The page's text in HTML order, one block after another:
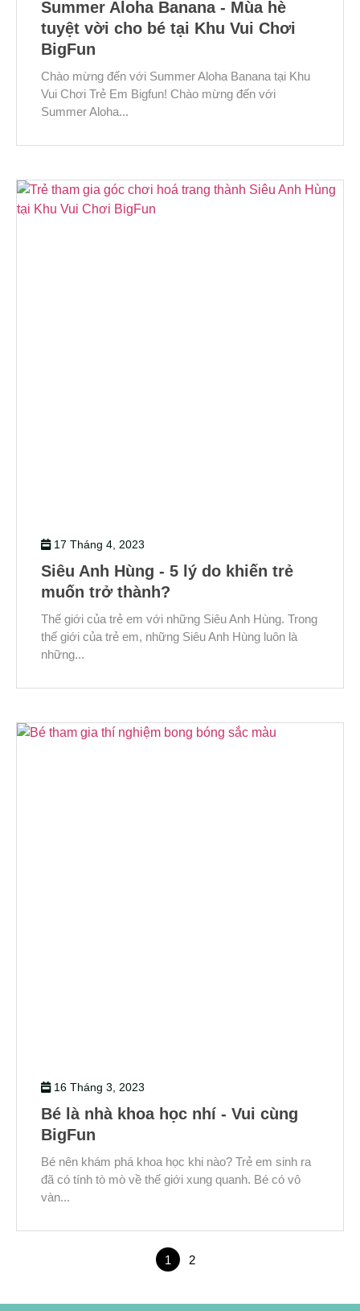
Summer Aloha Banana - Mùa hè
tuyệt vời cho bé tại Khu Vui Chơi
BigFun
Chào mừng đến với Summer Aloha Banana tại Khu
Vui Chơi Trẻ Em Bigfun! Chào mừng đến với
Summer Aloha...
17 Tháng 4, 2023
Siêu Anh Hùng - 5 lý do khiến trẻ
muốn trở thành?
Thế giới của trẻ em với những Siêu Anh Hùng. Trong
thế giới của trẻ em, những Siêu Anh Hùng luôn là
những...
16 Tháng 3, 2023
Bé là nhà khoa học nhí - Vui cùng
BigFun
Bé nên khám phá khoa học khi nào? Trẻ em sinh ra
đã có tính tò mò về thế giới xung quanh. Bé có vô
vàn...
1 2